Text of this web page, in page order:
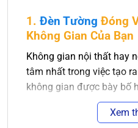
1. Đèn Tường Đóng
Không Gian Của Bạn
Không gian nội thất hay
tâm nhất trong việc tạo
không gian được bày bố
là điều tuyệt vời. Sẽ
ấy được màu sắc củaXem